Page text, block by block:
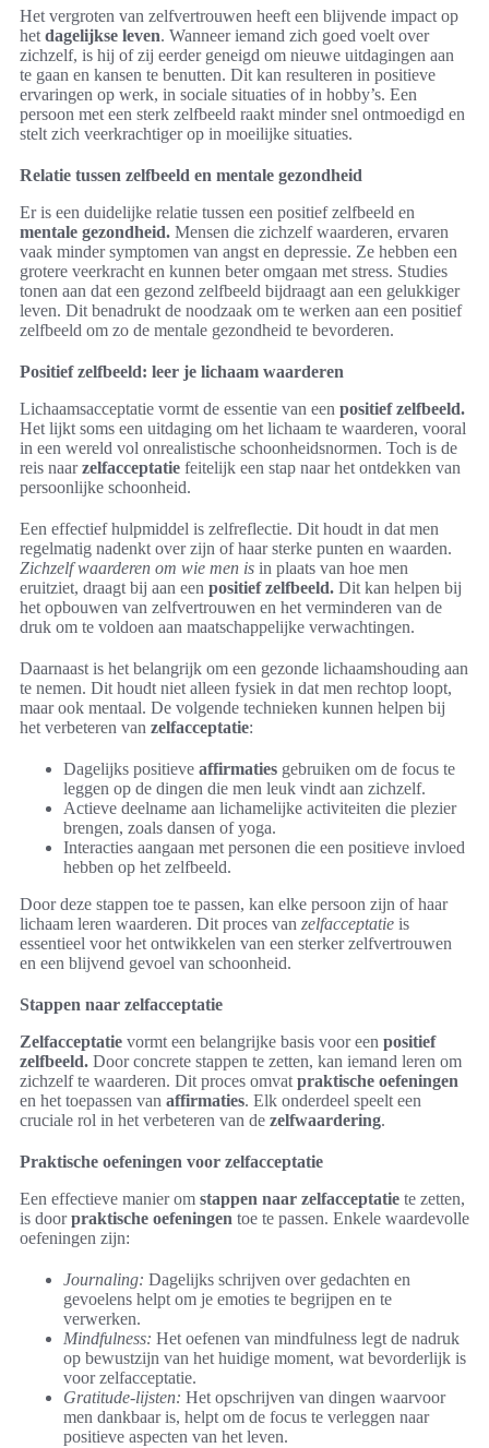
Het vergroten van zelfvertrouwen heeft een blijvende impact op
het dagelijkse leven. Wanneer iemand zich goed voelt over
zichzelf, is hij of zij eerder geneigd om nieuwe uitdagingen aan
te gaan en kansen te benutten. Dit kan resulteren in positieve
ervaringen op werk, in sociale situaties of in hobby’s. Een
persoon met een sterk zelfbeeld raakt minder snel ontmoedigd en
stelt zich veerkrachtiger op in moeilijke situaties.
Relatie tussen zelfbeeld en mentale gezondheid
Er is een duidelijke relatie tussen een positief zelfbeeld en
mentale gezondheid. Mensen die zichzelf waarderen, ervaren
vaak minder symptomen van angst en depressie. Ze hebben een
grotere veerkracht en kunnen beter omgaan met stress. Studies
tonen aan dat een gezond zelfbeeld bijdraagt aan een gelukkiger
leven. Dit benadrukt de noodzaak om te werken aan een positief
zelfbeeld om zo de mentale gezondheid te bevorderen.
Positief zelfbeeld: leer je lichaam waarderen
Lichaamsacceptatie vormt de essentie van een positief zelfbeeld.
Het lijkt soms een uitdaging om het lichaam te waarderen, vooral
in een wereld vol onrealistische schoonheidsnormen. Toch is de
reis naarzelfacceptatie feitelijk een stap naar het ontdekken van
persoonlijke schoonheid.
Een effectief hulpmiddel is zelfreflectie. Dit houdt in dat men
regelmatig nadenkt over zijn of haar sterke punten en waarden.
Zichzelf waarderen om wie men is in plaats van hoe men
eruitziet, draagt bij aan een positief zelfbeeld. Dit kan helpen bij
het opbouwen van zelfvertrouwen en het verminderen van de
druk om te voldoen aan maatschappelijke verwachtingen.
Daarnaast is het belangrijk om een gezonde lichaamshouding aan
te nemen. Dit houdt niet alleen fysiek in dat men rechtop loopt,
maar ook mentaal. De volgende technieken kunnen helpen bij
het verbeteren van zelfacceptatie:
Dagelijks positieve affirmaties gebruiken om de focus te
leggen op de dingen die men leuk vindt aan zichzelf.
Actieve deelname aan lichamelijke activiteiten die plezier
brengen, zoals dansen of yoga.
Interacties aangaan met personen die een positieve invloed
hebben op het zelfbeeld.
Door deze stappen toe te passen, kan elke persoon zijn of haar
lichaam leren waarderen. Dit proces van zelfacceptatie is
essentieel voor het ontwikkelen van een sterker zelfvertrouwen
en een blijvend gevoel van schoonheid.
Stappen naar zelfacceptatie
Zelfacceptatie vormt een belangrijke basis voor een positief
zelfbeeld. Door concrete stappen te zetten, kan iemand leren om
zichzelf te waarderen. Dit proces omvat praktische oefeningen
en het toepassen van affirmaties. Elk onderdeel speelt een
cruciale rol in het verbeteren van de zelfwaardering.
Praktische oefeningen voor zelfacceptatie
Een effectieve manier om stappen naar zelfacceptatie te zetten,
is doorpraktische oefeningen toe te passen. Enkele waardevolle
oefeningen zijn:
Journaling: Dagelijks schrijven over gedachten en
gevoelens helpt om je emoties te begrijpen en te
verwerken.
Mindfulness: Het oefenen van mindfulness legt de nadruk
op bewustzijn van het huidige moment, wat bevorderlijk is
voor zelfacceptatie.
Gratitude-lijsten: Het opschrijven van dingen waarvoor
men dankbaar is, helpt om de focus te verleggen naar
positieve aspecten van het leven.